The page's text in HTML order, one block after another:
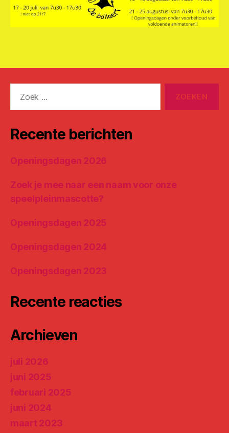
naar:
Recente berichten
Openingsdagen 2026
Zoek je mee naar een naam voor onze
speelpleinmascotte?
Openingsdagen 2025
Openingsdagen 2024
Openingsdagen 2023
Recente reacties
Archieven
juli 2026
juni 2025
februari 2025
juni 2024
maart 2023